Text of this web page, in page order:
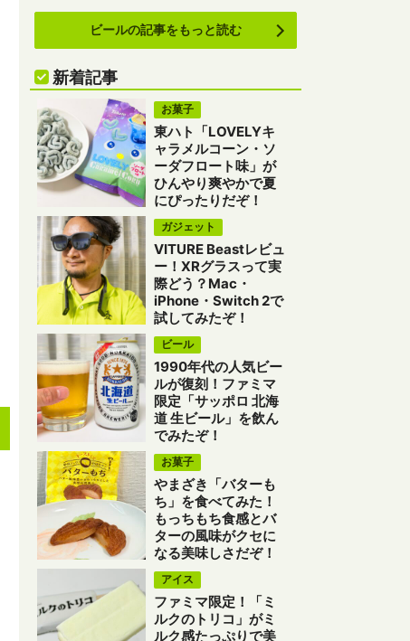
ビールの記事をもっと読む
新着記事
お菓子
東ハト「LOVELYキ
ャラメルコーン・ソ
ーダフロート味」が
ひんやり爽やかで夏
にぴったりだぞ！
ガジェット
VITURE Beastレビュ
ー！XRグラスって実
際どう？Mac・
iPhone・Switch 2で
試してみたぞ！
ビール
1990年代の人気ビー
ルが復刻！ファミマ
限定「サッポロ 北海
道 生ビール」を飲ん
でみたぞ！
お菓子
やまざき「バターも
ち」を食べてみた！
もっちもち食感とバ
ターの風味がクセに
なる美味しさだぞ！
アイス
ファミマ限定！「ミ
ルクのトリコ」がミ
ルク感たっぷりで美